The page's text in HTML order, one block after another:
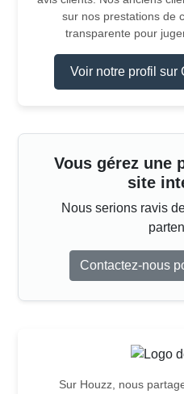
sur nos prestations de
transparente pour
Voir notre profil sur
Vous gérez une
site
Nous serions ravis
Contactez-nous
Sur Houzz, nous